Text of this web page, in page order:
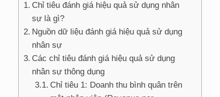
Chỉ tiêu đánh giá hiệu quả sử dụng nhân
sự là gì?
Nguồn dữ liệu đánh giá hiệu quả sử dụng
nhân sự
Các chỉ tiêu đánh giá hiệu quả sử dụng
nhân sự thông dụng
Chỉ tiêu 1: Doanh thu bình quân trên